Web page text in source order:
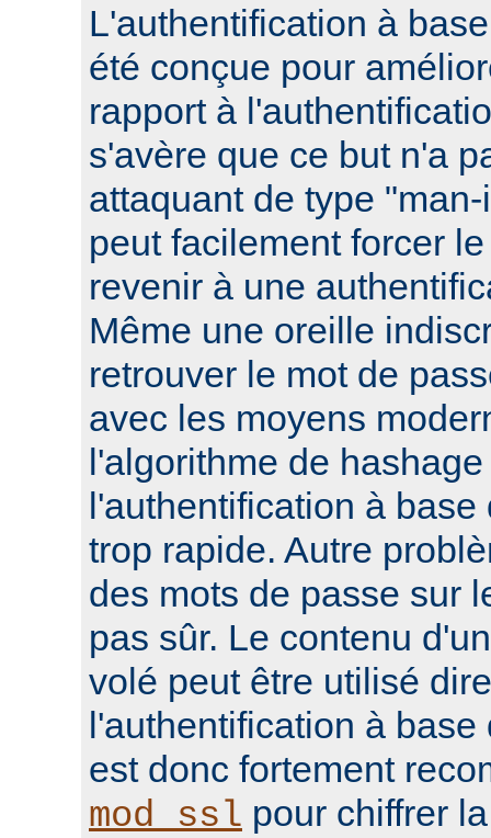
L'authentification à
été conçue pour
rapport à
s'avère que ce but n'a
attaquant de type
peut facilement forcer
revenir à une
Même une oreille
retrouver le mot de
avec les moyens
l'algorithme de
l'authentification à
trop rapide. Autre
des mots de passe sur
pas sûr. Le contenu
volé peut être utilisé
l'authentification à base
est donc fortement
mod_ssl pour chiffrer